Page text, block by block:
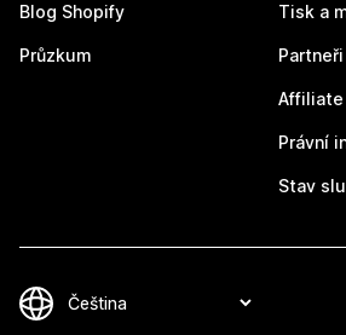
Blog Shopify
Průzkum
Tisk a
Partneři
Právní
Stav